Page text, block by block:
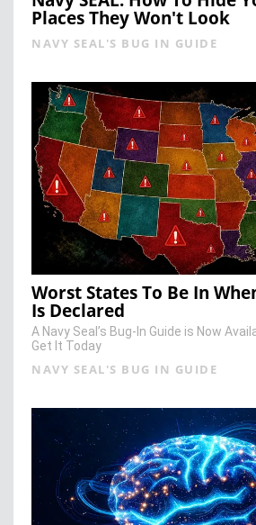
Places They Won't Look
NAVY SEAL'S BUG IN GUIDE
Worst States To Be In
Is Declared
A Navy Seal’s Bug-In Guide is Now
Get It Today
NAVY SEAL'S BUG IN GUIDE